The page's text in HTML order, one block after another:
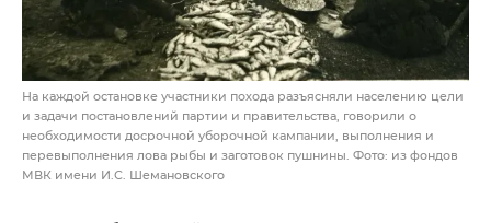
На каждой остановке участники похода разъясняли населению цели
и задачи постановлений партии и правительства, говорили о
необходимости досрочной уборочной кампании, выполнения и
перевыполнения лова рыбы и заготовок пушнины. Фото: из фондов
МВК имени И.С. Шемановского